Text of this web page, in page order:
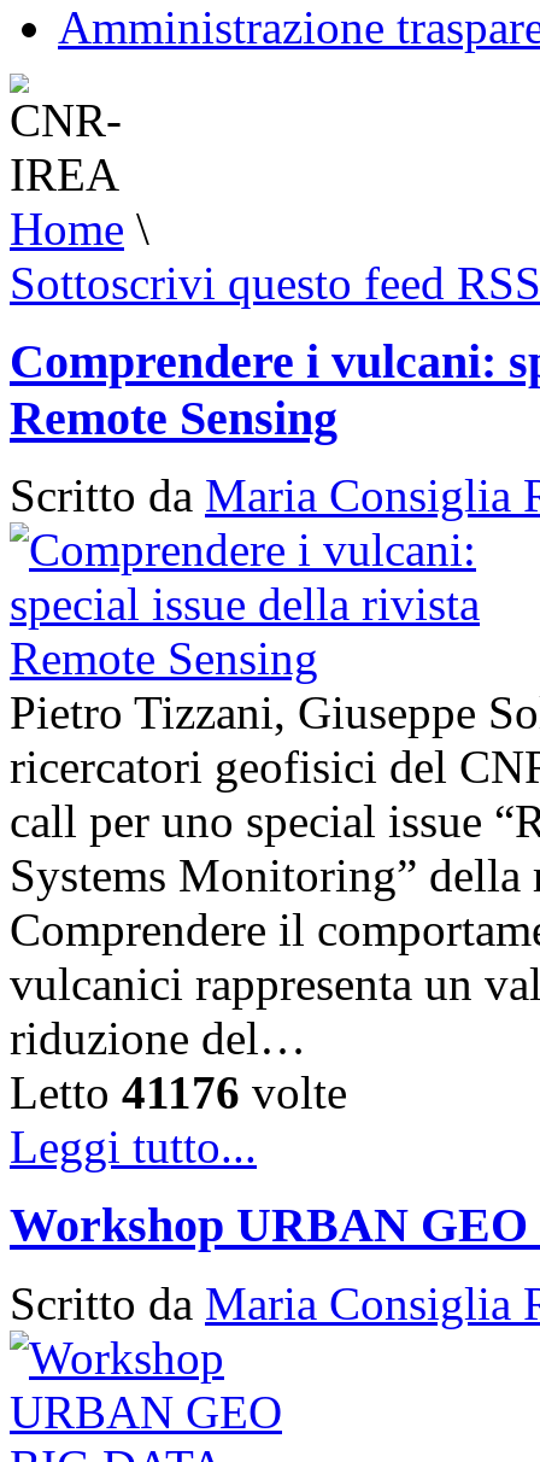
Amministrazione
Home \
Sottoscrivi questo feed RSS
Comprendere i vulcani:
Remote Sensing
Scritto da Maria Consiglia
Pietro Tizzani, Giuseppe
ricercatori geofisici del
call per uno special issue
Systems Monitoring”
Comprendere il
vulcanici rappresenta un
riduzione del…
Letto 41176 volte
Leggi tutto...
Workshop URBAN
Scritto da Maria Consiglia